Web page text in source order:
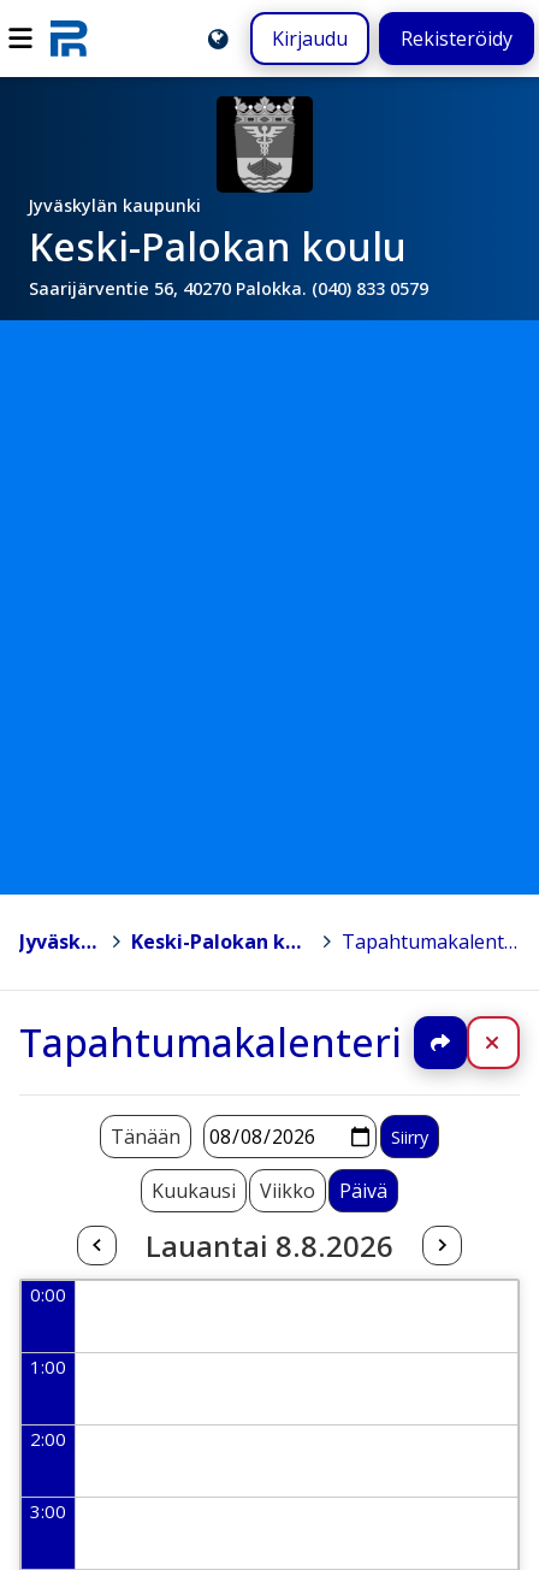
Kirjaudu Rekisteröidy
Jyväskylän kaupunki
Keski-Palokan koulu
Saarijärventie 56, 40270 Palokka. (040) 833 0579
Jyväskylä > Keski-Palokan koulu > Tapahtumakalenteri
Tapahtumakalenteri Jaa
Kuukausi Viikko Päivä
Lauantai 8.8.2026
Tänään
0:00
1:00
2:00
3:00